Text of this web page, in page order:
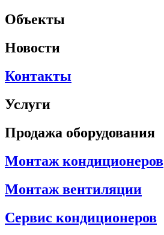
Объекты
Новости
Контакты
Услуги
Продажа оборудования
Монтаж кондиционеров
Монтаж вентиляции
Сервис кондиционеров